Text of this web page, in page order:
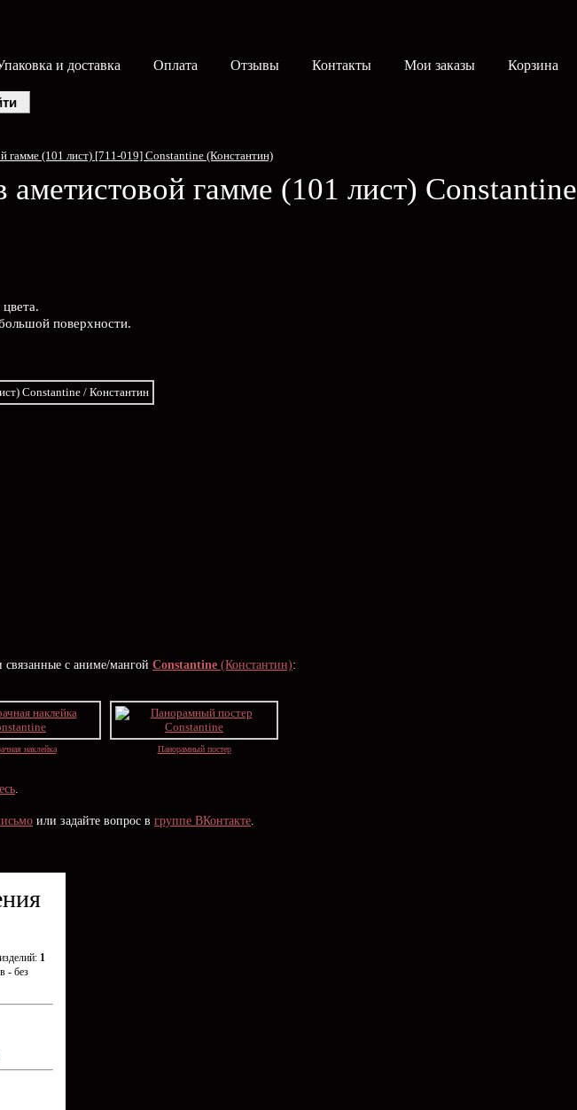
и доставка Оплата Отзывы Контакты Мои заказы Корзина
гамме (101 лист) [711-019] Constantine (Константин)
аметистовой гамме (101 лист) Constantine
поверхности.
связанные с аниме/мангой Constantine (Константин):
наклейка Панорамный постер
.
или задайте вопрос в группе ВКонтакте.
изделий: 1
- без